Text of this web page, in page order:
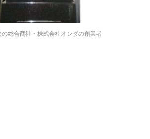
総合商社・株式会社オンダの創業者